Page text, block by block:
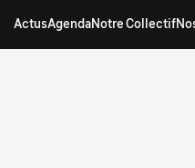
ActusAgendaNotre Collectif